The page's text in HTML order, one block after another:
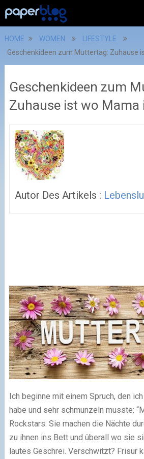
HOME WOMEN
LIFESTYLE
Geschenkideen zum Muttertag: Zuhause
Geschenkideen zum
Zuhause ist wo Mama
Autor Des Artikels :
Ich beginne mit einem Spruch, den
habe und sehr schmunzeln musste:
Rockstars: Sie machen die Nächte
zu ihnen ins Bett und überall wo sie
lautes Geschrei. Verschwitzt? Frisur